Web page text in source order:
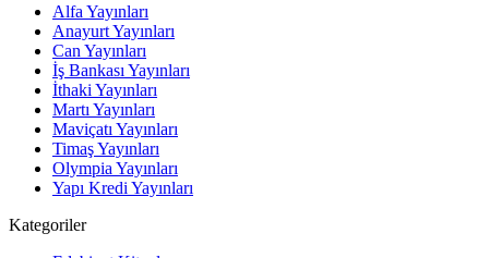
Alfa Yayınları
Anayurt Yayınları
Can Yayınları
İş Bankası Yayınları
İthaki Yayınları
Martı Yayınları
Maviçatı Yayınları
Timaş Yayınları
Olympia Yayınları
Yapı Kredi Yayınları
Kategoriler